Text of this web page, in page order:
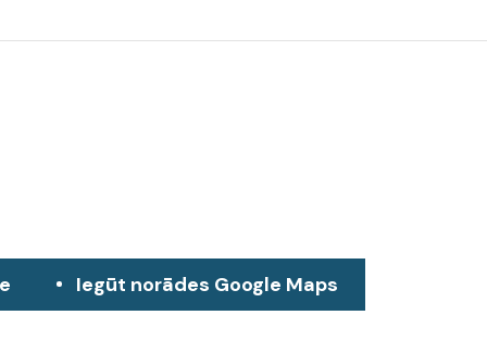
Iegūt norādes Google Maps